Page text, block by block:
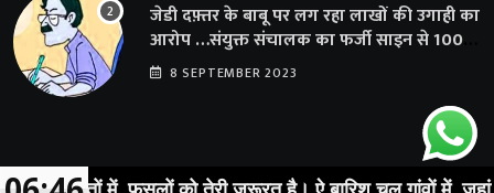
जेडी दफ़्तर के बाबू पर लग रहा लाखों की उगाही का
आरोप …संयुक्त संचालक का फर्जी साइन से 100
शिक्षकों क़ो थमाया संशोधन आदेश
8 SEPTEMBER 2023